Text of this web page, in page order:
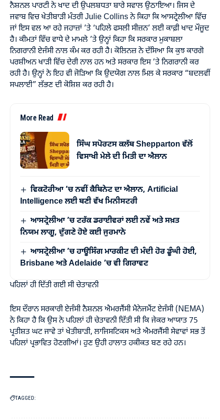
ਨੈਸ਼ਨਲ ਪਾਰਟੀ ਨੇ ਖਾਦ ਦੀ ਉਪਲਬਧਤਾ ਬਾਰੇ ਸਵਾਲ ਉਠਾਇਆ। ਜਿਸ ਦੇ
ਜਵਾਬ ਵਿਚ ਖੇਤੀਬਾੜੀ ਮੰਤਰੀ Julie Collins ਨੇ ਕਿਹਾ ਕਿ ਆਸਟ੍ਰੇਲੀਆ ਵਿੱਚ
ਜਾਂ ਇਸ ਵਲ ਆ ਰਹੇ ਜਹਾਜ਼ਾਂ ’ਤੇ ‘ਪਹਿਲੇ ਫਸਲੀ ਸੀਜ਼ਨ’ ਲਈ ਕਾਫ਼ੀ ਖਾਦ ਮੌਜੂਦ
ਹੈ। ਕੀਮਤਾਂ ਵਿੱਚ ਵਾਧੇ ਦੇ ਮਾਮਲੇ ’ਤੇ ਉਨ੍ਹਾਂ ਕਿਹਾ ਕਿ ਸਰਕਾਰ ਮੁਕਾਬਲਾ
ਨਿਗਰਾਨੀ ਏਜੰਸੀ ਨਾਲ ਕੰਮ ਕਰ ਰਹੀ ਹੈ। ਕੋਲਿਨਜ਼ ਨੇ ਦੱਸਿਆ ਕਿ ਕੁਝ ਕਾਰਗੋ
ਪਰਸ਼ੀਅਨ ਖਾੜੀ ਵਿੱਚ ਦੇਰੀ ਨਾਲ ਹਨ ਅਤੇ ਸਰਕਾਰ ਇਸ ’ਤੇ ਨਿਗਰਾਨੀ ਕਰ
ਰਹੀ ਹੈ। ਉਨ੍ਹਾਂ ਨੇ ਇਹ ਵੀ ਜੋੜਿਆ ਕਿ ਉਦਯੋਗ ਨਾਲ ਮਿਲ ਕੇ ਸਰਕਾਰ “ਬਦਲਵੀਂ
ਸਪਲਾਈ” ਲੱਭਣ ਦੀ ਕੋਸ਼ਿਸ਼ ਕਰ ਰਹੀ ਹੈ।
More Read
ਸਿੰਘ ਸਪੋਰਟਸ ਕਲੱਬ Shepparton ਵੱਲੋਂ
ਵਿਸਾਖੀ ਮੇਲੇ ਦੀ ਮਿਤੀ ਦਾ ਐਲਾਨ
ਵਿਕਟੋਰੀਆ ’ਚ ਨਵੀਂ ਕੈਬਿਨੇਟ ਦਾ ਐਲਾਨ, Artificial
Intelligence ਲਈ ਬਣੀ ਵੱਖ ਮਿਨੀਸਟਰੀ
ਆਸਟ੍ਰੇਲੀਆ ’ਚ ਟਰੱਕ ਡਰਾਈਵਰਾਂ ਲਈ ਨਵੇਂ ਅਤੇ ਸਖ਼ਤ
ਨਿਯਮ ਲਾਗੂ, ਦੁੱਗਣੇ ਹੋਏ ਕਈ ਜੁਰਮਾਨੇ
ਆਸਟ੍ਰੇਲੀਆ ’ਚ ਹਾਊਸਿੰਗ ਮਾਰਕੀਟ ਦੀ ਮੰਦੀ ਹੋਰ ਡੂੰਘੀ ਹੋਈ,
Brisbane ਅਤੇ Adelaide ’ਚ ਵੀ ਗਿਰਾਵਟ
ਪਹਿਲਾਂ ਹੀ ਦਿੱਤੀ ਗਈ ਸੀ ਚੇਤਾਵਨੀ
ਇਸ ਦੌਰਾਨ ਸਰਕਾਰੀ ਏਜੰਸੀ ਨੈਸ਼ਨਲ ਐਮਰਜੈਂਸੀ ਮੈਨੇਜਮੈਂਟ ਏਜੰਸੀ (NEMA)
ਨੇ ਕਿਹਾ ਹੈ ਕਿ ਉਸ ਨੇ ਪਹਿਲਾਂ ਹੀ ਚੇਤਾਵਨੀ ਦਿੱਤੀ ਸੀ ਕਿ ਜੇਕਰ ਆਯਾਤ 75
ਪ੍ਰਤੀਸ਼ਤ ਘਟ ਜਾਵੇ ਤਾਂ ਖੇਤੀਬਾੜੀ, ਲਾਜਿਸਟਿਕਸ ਅਤੇ ਐਮਰਜੈਂਸੀ ਸੇਵਾਵਾਂ ਸਭ ਤੋਂ
ਪਹਿਲਾਂ ਪ੍ਰਭਾਵਿਤ ਹੋਣਗੀਆਂ। ਹੁਣ ਉਹੀ ਹਾਲਾਤ ਹਕੀਕਤ ਬਣ ਰਹੇ ਹਨ।
TAGGED: